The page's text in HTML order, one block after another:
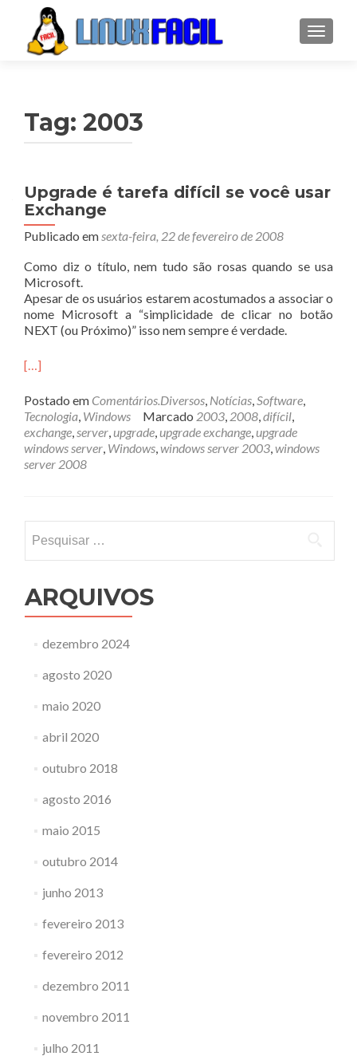
Tag: 2003
Upgrade é tarefa difícil se você usar
Exchange
Publicado emsexta-feira, 22 de fevereiro de 2008
Como diz o título, nem tudo são rosas quando se usa
Microsoft.
Apesar de os usuários estarem acostumados a associar o
nome Microsoft a “simplicidade de clicar no botão
NEXT (ou Próximo)” isso nem sempre é verdade.
[…]
Postado em Comentários.Diversos, Notícias,Software,
Tecnologia, Windows Marcado 2003, 2008,difícil,
exchange,server,upgrade,upgrade exchange,upgrade
windows server, Windows,windows server 2003,windows
server 2008
por:
ARQUIVOS
dezembro 2024
agosto 2020
maio 2020
abril 2020
outubro 2018
agosto 2016
maio 2015
outubro 2014
junho 2013
fevereiro 2013
fevereiro 2012
dezembro 2011
novembro 2011
julho 2011